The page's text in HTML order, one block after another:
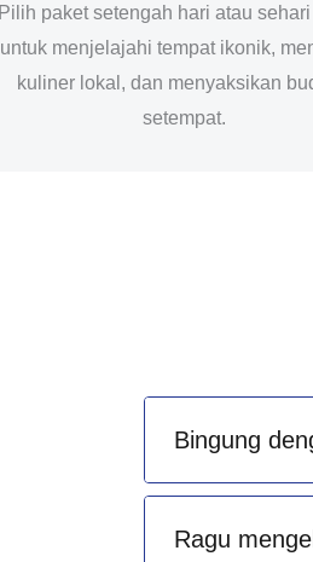
Pilih paket setengah hari atau
untuk menjelajahi tempat ikonik,
kuliner lokal, dan menyaksikan
setempat.
Bingung
Ragu